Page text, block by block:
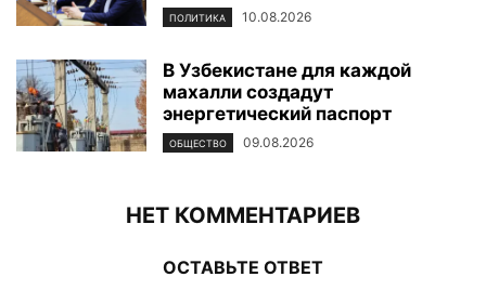
ПОЛИТИКА 10.08.2026
В Узбекистане для каждой
махалли создадут
энергетический паспорт
ОБЩЕСТВО 09.08.2026
НЕТ КОММЕНТАРИЕВ
ОСТАВЬТЕ ОТВЕТ